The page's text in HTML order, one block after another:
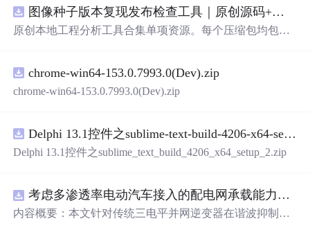
添加、删除、修改、搜索（按书名/作者/ISBN），每本书
记录馆藏总数和当前可借数量。 学生管理：支持学生信息
过借阅上限、是否重复借阅；还书时自动判断是否逾期
（期限 30 天）；支持查看全部借阅记录、逾期记录和某人
→ 业务层 → 界面层），职责清晰，易于扩展或替换（比
如把 JSON 换成数据库只需改 storage.py）；数据保存在本
地 data/ 目录的 JSON 文件中，关闭程序数据不丢失
图像种子版本复现发布检查工具｜原创源码+测试+离线报告
原创本地工程分析工具合集单项资源。每个压缩包均包含
行效果图、README、运行说明、功能清单、MIT License
及原创授权声明。Node.js 18+ 可直接运行，零第三方运行
chrome-win64-153.0.7993.0(Dev).zip
chrome-win64-153.0.7993.0(Dev).zip
Delphi 13.1控件之sublime-text-build-4206-x64-setup-2.zip
Delphi 13.1控件之sublime_text_build_4206_x64_setup_2.zip
考虑多渗透率电动汽车接入的配电网承载能力评估研究（Matlab代码实现）
内容概要：本文针对传统三电平并网逆变器在谐波抑制、